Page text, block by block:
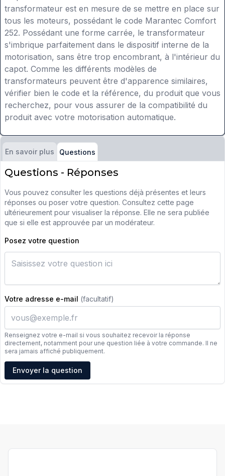
transformateur est en mesure de se mettre en place sur
tous les moteurs, possédant le code Marantec Comfort
252. Possédant une forme carrée, le transformateur
s'imbrique parfaitement dans le dispositif interne de la
motorisation, sans être trop encombrant, à l'intérieur du
capot. Comme les différents modèles de
transformateurs peuvent être d'apparence similaires,
vérifier bien le code et la référence, du produit que vous
recherchez, pour vous assurer de la compatibilité du
produit avec votre motorisation automatique.
En savoir plus Questions
Questions - Réponses
Vous pouvez consulter les questions déjà présentes et leurs
réponses ou poser votre question. Consultez cette page
ultérieurement pour visualiser la réponse. Elle ne sera publiée
que si elle est approuvée par un modérateur.
Posez votre question
Votre adresse e-mail (facultatif)
Renseignez votre e-mail si vous souhaitez recevoir la réponse
directement, notamment pour une question liée à votre commande. Il ne
sera jamais affiché publiquement.
Adresse e-mail
Envoyer la question